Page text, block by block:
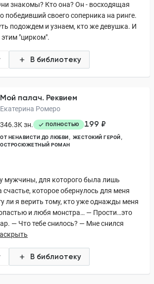
знакомы? Кто она? Он - восходящая
победивший своего соперника на ринге.
подождем и узнаем, кто же девушка. И
этим "цирком".
В библиотеку
Мой палач. Реквием
Екатерина Ромеро
346.3K зн.
ПОЛНОСТЬЮ 199 ₽
ОТ НЕНАВИСТИ ДО ЛЮБВИ
ЖЕСТОКИЙ ГЕРОЙ
ОСТРОСЮЖЕТНЫЙ РОМАН
мужчины, для которого была лишь
которое обернулось для меня
ли я верить тому, кто уже однажды меня
и любя монстра… — Прости…это
— Что тебе снилось? — Мне снился
В библиотеку